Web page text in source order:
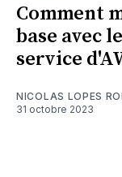
Comment
base avec
service
NICOLAS LOPES
31 octobre 2023